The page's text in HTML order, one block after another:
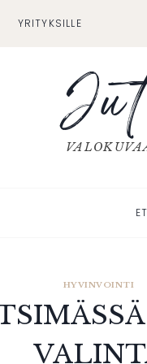
YRITYKSILLE
HYVINVOINTI